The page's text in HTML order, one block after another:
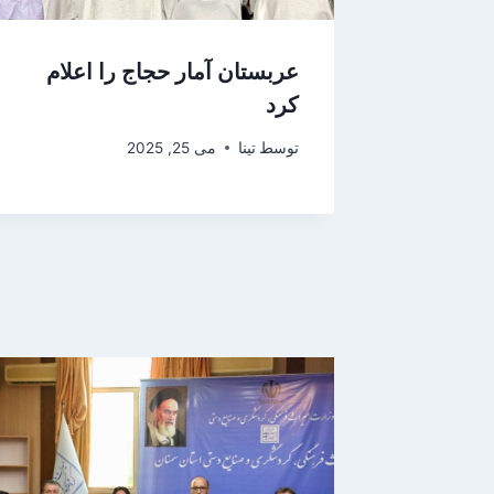
عربستان آمار حجاج را اعلام
کرد
توسط تینا می 25, 2025